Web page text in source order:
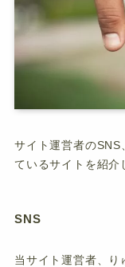
サイト運営者の
ているサイトを紹介
SNS
当サイト運営者、り